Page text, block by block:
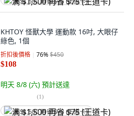
满 $1,500 再省 $75 (王道卡)
KHTOY 怪獸大學 運動款 16吋, 大眼仔
綠色, 1個
折扣後價格 76%$450
$108
明天 8/8 (六) 預計送達
(1)
满 $1,500 再省 $75 (王道卡)